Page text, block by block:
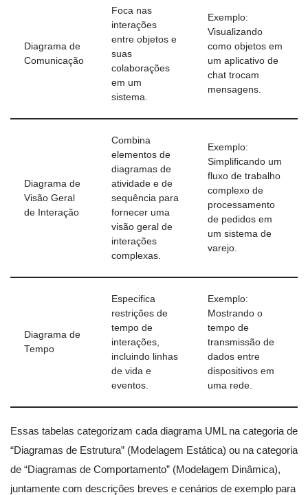
Diagrama de
Comunicação
Foca nas
interações
entre objetos e
suas
colaborações
em um
sistema.
Exemplo:
Visualizando
como objetos em
um aplicativo de
chat trocam
mensagens.
Diagrama de
Visão Geral
de Interação
Combina
elementos de
diagramas de
atividade e de
sequência para
fornecer uma
visão geral de
interações
complexas.
Exemplo:
Simplificando um
fluxo de trabalho
complexo de
processamento
de pedidos em
um sistema de
varejo.
Diagrama de
Tempo
Especifica
restrições de
tempo de
interações,
incluindo linhas
de vida e
eventos.
Exemplo:
Mostrando o
tempo de
transmissão de
dados entre
dispositivos em
uma rede.
Essas tabelas categorizam cada diagrama UML na categoria de
“Diagramas de Estrutura” (Modelagem Estática) ou na categoria
de “Diagramas de Comportamento” (Modelagem Dinâmica),
juntamente com descrições breves e cenários de exemplo para